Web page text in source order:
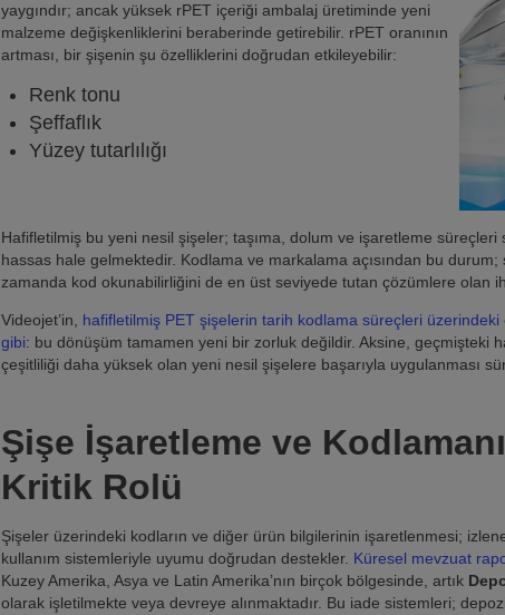
yaygındır; ancak yüksek rPET içeriği ambalaj üretiminde yeni
malzeme değişkenliklerini beraberinde getirebilir. rPET oranının
artması, bir şişenin şu özelliklerini doğrudan etkileyebilir:
Renk tonu
Şeffaflık
Yüzey tutarlılığı
Hafifletilmiş bu yeni nesil şişeler; taşıma, dolum ve işaretleme süreçleri
hassas hale gelmektedir. Kodlama ve markalama açısından bu
zamanda kod okunabilirliğini de en üst seviyede tutan çözümlere olan
Videojet’in, hafifletilmiş PET şişelerin tarih kodlama süreçleri
gibi: bu dönüşüm tamamen yeni bir zorluk değildir. Aksine, geçmişteki
çeşitliliği daha yüksek olan yeni nesil şişelere başarıyla uygulanması
Şişe İşaretleme ve
Kritik Rolü
Şişeler üzerindeki kodların ve diğer ürün bilgilerinin işaretlenmesi;
kullanım sistemleriyle uyumu doğrudan destekler. Küresel mevzuat
Kuzey Amerika, Asya ve Latin Amerika’nın birçok bölgesinde, artık
olarak işletilmekte veya devreye alınmaktadır. Bu iade sistemleri;